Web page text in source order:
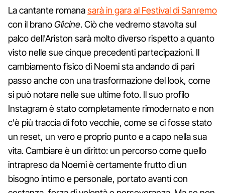
La cantante romanasarà in gara al Festival di Sanremo
con il branoGlicine. Ciò che vedremo stavolta sul
palco dell'Ariston sarà molto diverso rispetto a quanto
visto nelle sue cinque precedenti partecipazioni. Il
cambiamento fisico di Noemi sta andando di pari
passo anche con una trasformazione del look, come
si può notare nelle sue ultime foto. Il suo profilo
Instagram è stato completamente rimodernato e non
c'è più traccia di foto vecchie, come se ci fosse stato
un reset, un vero e proprio punto e a capo nella sua
vita. Cambiare è un diritto: un percorso come quello
intrapreso da Noemi è certamente frutto di un
bisogno intimo e personale, portato avanti con